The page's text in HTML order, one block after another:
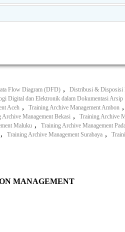
Flow Diagram (DFD) , Distribusi & Disposisi
Digital dan Elektronik dalam Dokumentasi Arsip
Aceh , Training Archive Management Ambon ,
Archive Management Bekasi , Training Archive
Maluku , Training Archive Management
, Training Archive Management Surabaya ,
MANAGEMENT